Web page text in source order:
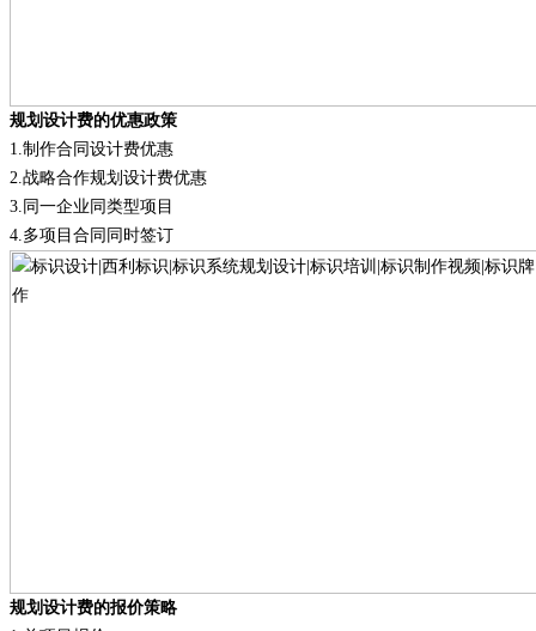
规划设计费的优惠政策
1. 制作合同设计费优惠
2. 战略合作规划设计费优惠
3. 同一企业同类型项目
4. 多项目合同同时签订
规划设计费的报价策略